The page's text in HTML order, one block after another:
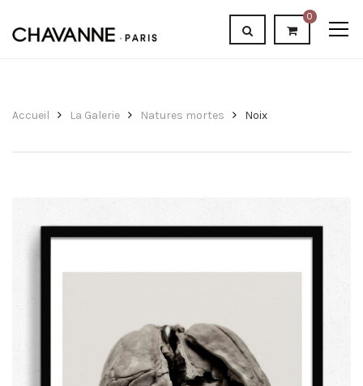
0
Accueil La Galerie Natures mortes Noix